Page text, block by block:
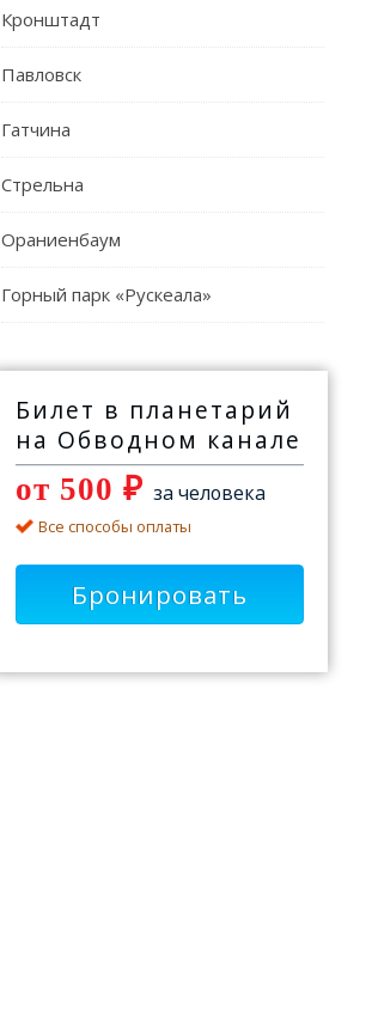
Кронштадт
Павловск
Гатчина
Стрельна
Ораниенбаум
Горный парк «Рускеала»
Билет в планетарий
на Обводном канале
от 500 ₽ за человека
Все способы оплаты
Бронировать